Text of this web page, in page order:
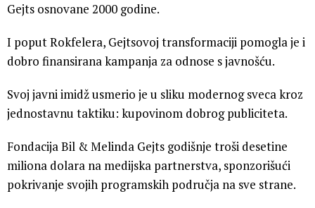
Gejts osnovane 2000 godine.
I poput Rokfelera, Gejtsovoj transformaciji pomogla je i
dobro finansirana kampanja za odnose s javnošću.
Svoj javni imidž usmerio je u sliku modernog sveca kroz
jednostavnu taktiku: kupovinom dobrog publiciteta.
Fondacija Bil & Melinda Gejts godišnje troši desetine
miliona dolara na medijska partnerstva, sponzorišući
pokrivanje svojih programskih područja na sve strane.